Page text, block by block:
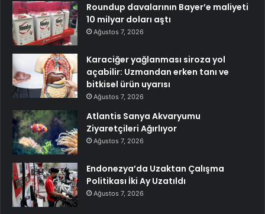
Roundup davalarının Bayer’e maliyeti
10 milyar doları aştı
Ağustos 7, 2026
Karaciğer yağlanması siroza yol
açabilir: Uzmandan erken tanı ve
bitkisel ürün uyarısı
Ağustos 7, 2026
Atlantis Sanya Akvaryumu
Ziyaretçileri Ağırlıyor
Ağustos 7, 2026
Endonezya’da Uzaktan Çalışma
Politikası İki Ay Uzatıldı
Ağustos 7, 2026